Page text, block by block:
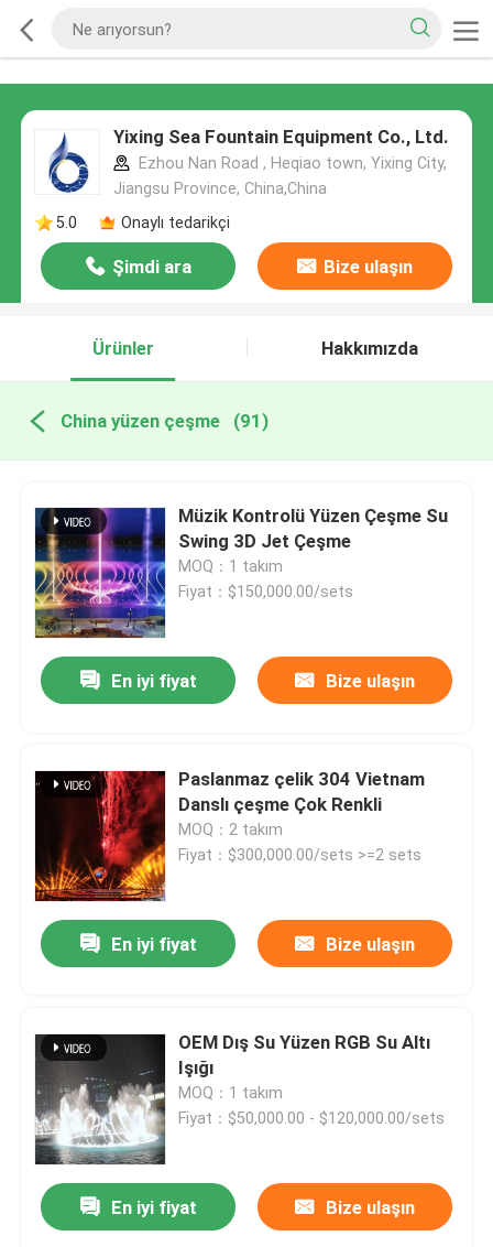
Yixing Sea Fountain Equipment Co., Ltd.
Ezhou Nan Road , Heqiao town, Yixing City,
Jiangsu Province, China,China
5.0
Onaylı tedarikçi
Şimdi ara Bize ulaşın
Ürünler Hakkımızda
China yüzen çeşme (91)
Müzik Kontrolü Yüzen Çeşme Su
Swing 3D Jet Çeşme
MOQ：1 takım
Fiyat：$150,000.00/sets
En iyi fiyat Bize ulaşın
Paslanmaz çelik 304 Vietnam
Danslı çeşme Çok Renkli
MOQ：2 takım
Fiyat：$300,000.00/sets >=2 sets
En iyi fiyat Bize ulaşın
OEM Dış Su Yüzen RGB Su Altı
Işığı
MOQ：1 takım
Fiyat：$50,000.00 - $120,000.00/sets
En iyi fiyat Bize ulaşın